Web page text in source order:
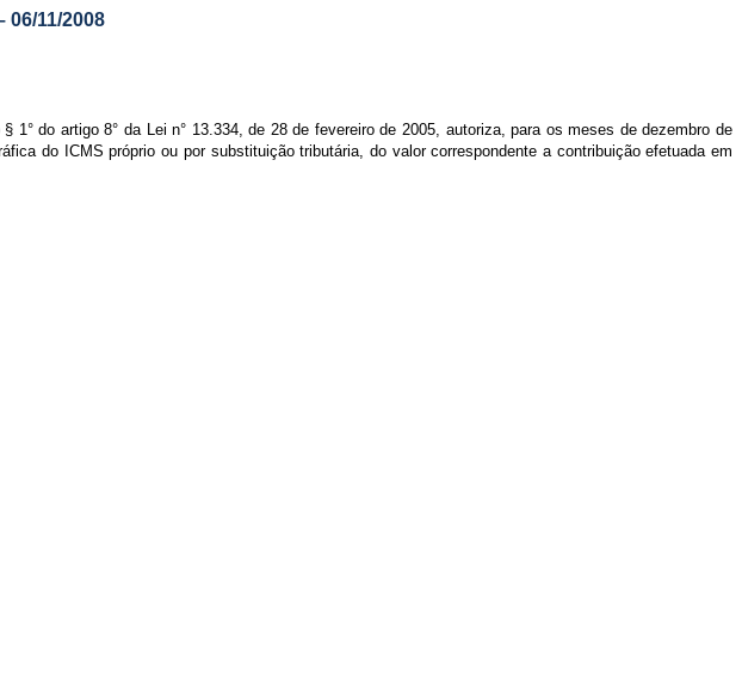
06/11/2008
do artigo 8° da Lei n° 13.334, de 28 de fevereiro de 2005, autoriza, para os meses de dezembro de
do ICMS próprio ou por substituição tributária, do valor correspondente a contribuição efetuada em